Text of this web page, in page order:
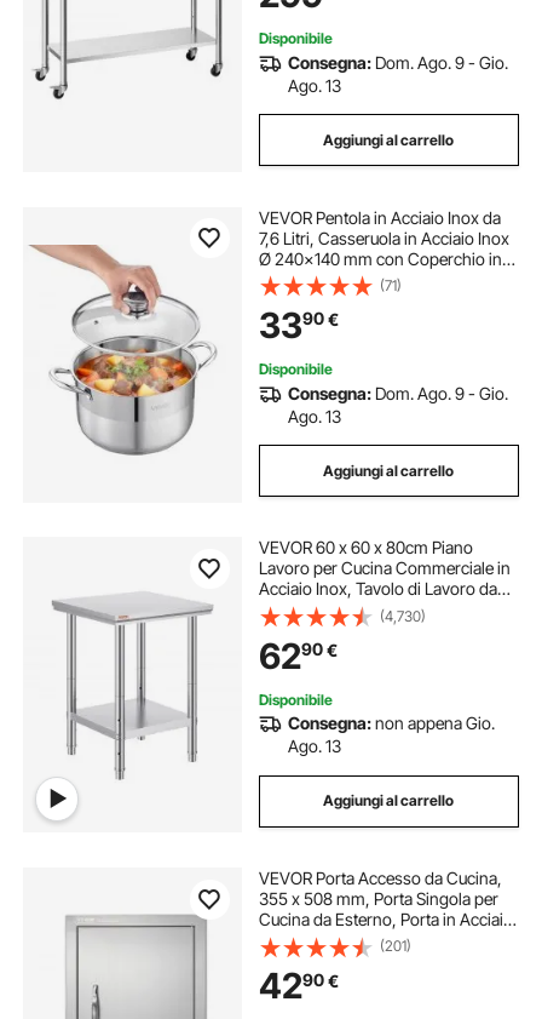
Disponibile
Consegna: Dom. Ago. 9 - Gio.
Ago. 13
Aggiungi al carrello
VEVOR Pentola in Acciaio Inox da
7,6 Litri, Casseruola in Acciaio Inox
Ø 240x140 mm con Coperchio in
Vetro per Cottura da Cucina,
Pentola di Brodo, Pasta, Zuppa,
Catering Ristorante, Senza PFOA
PFAS
(71)
3390€
Disponibile
Consegna: Dom. Ago. 9 - Gio.
Ago. 13
Aggiungi al carrello
VEVOR 60 x 60 x 80cm Piano
Lavoro per Cucina Commerciale in
Acciaio Inox, Tavolo di Lavoro da
Cucina 2 Piani Altezza Regolabile,
Tavolo da Lavoro per Cucina
Professionale in Acciaio Inox con 4
Gambe
(4,730)
6290€
Disponibile
Consegna:non appena Gio.
Ago. 13
Aggiungi al carrello
VEVOR Porta Accesso da Cucina,
355 x 508 mm, Porta Singola per
Cucina da Esterno, Porta in Acciaio
Inox con Montaggio a Incasso,
Isola Cucina, Stazione Cucina,
Mobile da Esterno
(201)
4290€